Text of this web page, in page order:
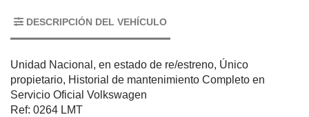
DESCRIPCIÓN DEL VEHÍCULO
Unidad Nacional, en estado de re/estreno, Único
propietario, Historial de mantenimiento Completo en
Servicio Oficial Volkswagen
Ref: 0264 LMT